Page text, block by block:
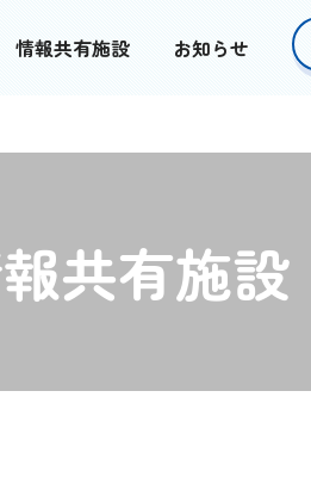
情報共有施設 お知らせ
共有施設